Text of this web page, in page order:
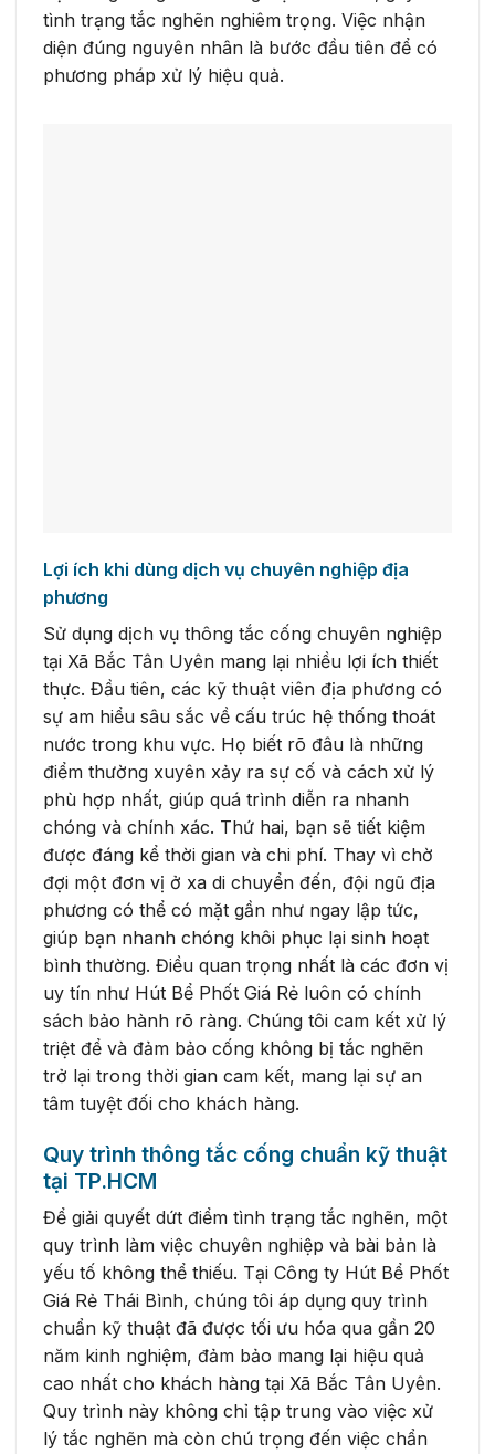
tình trạng tắc nghẽn nghiêm trọng. Việc nhận
diện đúng nguyên nhân là bước đầu tiên để có
phương pháp xử lý hiệu quả.
Lợi ích khi dùng dịch vụ chuyên nghiệp địa
phương
Sử dụng dịch vụ thông tắc cống chuyên nghiệp
tại Xã Bắc Tân Uyên mang lại nhiều lợi ích thiết
thực. Đầu tiên, các kỹ thuật viên địa phương có
sự am hiểu sâu sắc về cấu trúc hệ thống thoát
nước trong khu vực. Họ biết rõ đâu là những
điểm thường xuyên xảy ra sự cố và cách xử lý
phù hợp nhất, giúp quá trình diễn ra nhanh
chóng và chính xác. Thứ hai, bạn sẽ tiết kiệm
được đáng kể thời gian và chi phí. Thay vì chờ
đợi một đơn vị ở xa di chuyển đến, đội ngũ địa
phương có thể có mặt gần như ngay lập tức,
giúp bạn nhanh chóng khôi phục lại sinh hoạt
bình thường. Điều quan trọng nhất là các đơn vị
uy tín như Hút Bể Phốt Giá Rẻ luôn có chính
sách bảo hành rõ ràng. Chúng tôi cam kết xử lý
triệt để và đảm bảo cống không bị tắc nghẽn
trở lại trong thời gian cam kết, mang lại sự an
tâm tuyệt đối cho khách hàng.
Quy trình thông tắc cống chuẩn kỹ thuật
tại TP.HCM
Để giải quyết dứt điểm tình trạng tắc nghẽn, một
quy trình làm việc chuyên nghiệp và bài bản là
yếu tố không thể thiếu. Tại Công ty Hút Bể Phốt
Giá Rẻ Thái Bình, chúng tôi áp dụng quy trình
chuẩn kỹ thuật đã được tối ưu hóa qua gần 20
năm kinh nghiệm, đảm bảo mang lại hiệu quả
cao nhất cho khách hàng tại Xã Bắc Tân Uyên.
Quy trình này không chỉ tập trung vào việc xử
lý tắc nghẽn mà còn chú trọng đến việc chẩn